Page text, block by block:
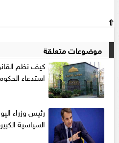
⇧
موضوعات متعلقة
كيف نظم
استدعاء
رئيس وزراء
السياسية